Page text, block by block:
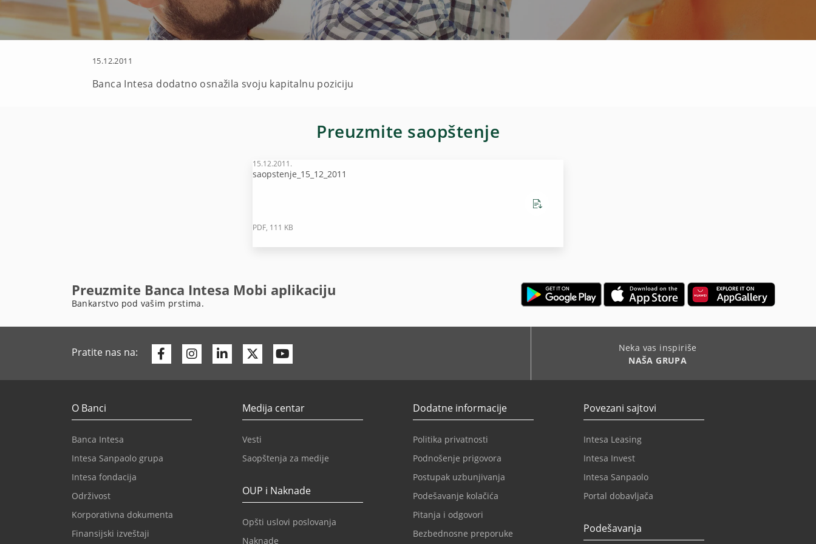
15.12.2011
Banca Intesa dodatno osnažila svoju kapitalnu poziciju
Preuzmite saopštenje
15.12.2011.
saopstenje_15_12_2011
PDF, 111 KB
Preuzmite Banca Intesa Mobi aplikaciju
Bankarstvo pod vašim prstima.
Pratite nas na: FacebookInstagram
LinkedinTwitter
Neka vas inspiriše
NAŠA GRUPA
O Banci
Banca Intesa
Intesa Sanpaolo grupa
Intesa fondacija
Održivost
Korporativna dokumenta
Finansijski izveštaji
Medija centar
Vesti
Saopštenja za medije
OUP i Naknade
Opšti uslovi poslovanja
Naknade
Dodatne informacije
Politika privatnosti
Podnošenje prigovora
Postupak uzbunjivanja
Podešavanje kolačića
Pitanja i odgovori
Bezbednosne preporuke
Povezani sajtovi
Intesa Leasing
Intesa Invest
Intesa Sanpaolo
Portal dobavljača
Podešavanja